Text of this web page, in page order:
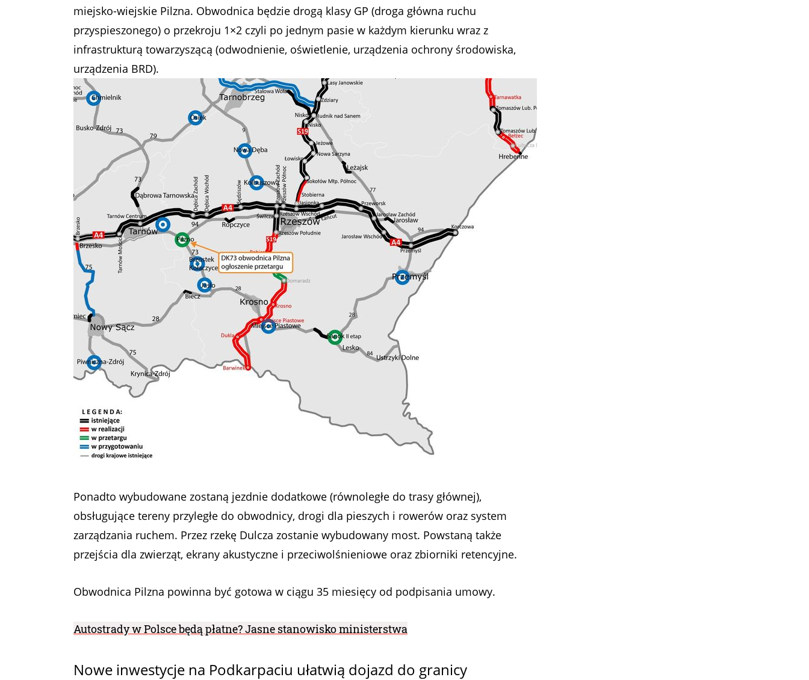
miejsko-wiejskie Pilzna. Obwodnica będzie drogą klasy GP (droga główna ruchu
przyspieszonego) o przekroju 1×2 czyli po jednym pasie w każdym kierunku wraz z
infrastrukturą towarzyszącą (odwodnienie, oświetlenie, urządzenia ochrony środowiska,
urządzenia BRD).
Ponadto wybudowane zostaną jezdnie dodatkowe (równoległe do trasy głównej),
obsługujące tereny przyległe do obwodnicy, drogi dla pieszych i rowerów oraz system
zarządzania ruchem. Przez rzekę Dulcza zostanie wybudowany most. Powstaną także
przejścia dla zwierząt, ekrany akustyczne i przeciwolśnieniowe oraz zbiorniki retencyjne.
Obwodnica Pilzna powinna być gotowa w ciągu 35 miesięcy od podpisania umowy.
Autostrady w Polsce będą płatne? Jasne stanowisko ministerstwa
Nowe inwestycje na Podkarpaciu ułatwią dojazd do granicy